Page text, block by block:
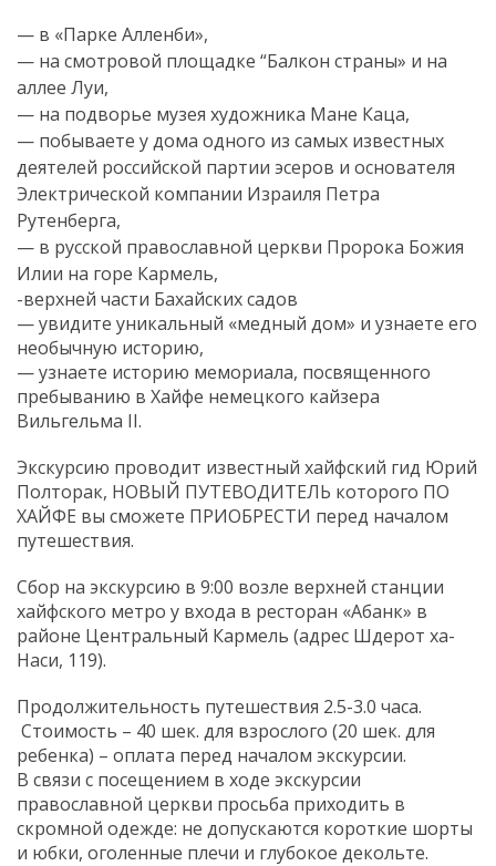
— в «Парке Алленби»,
— на смотровой площадке “Балкон страны» и на
аллее Луи,
— на подворье музея художника Мане Каца,
— побываете у дома одного из самых известных
деятелей российской партии эсеров и основателя
Электрической компании Израиля Петра
Рутенберга,
— в русской православной церкви Пророка Божия
Илии на горе Кармель,
-верхней части Бахайских садов
— увидите уникальный «медный дом» и узнаете его
необычную историю,
— узнаете историю мемориала, посвященного
пребыванию в Хайфе немецкого кайзера
Вильгельма II.
Экскурсию проводит известный хайфский гид Юрий
Полторак, НОВЫЙ ПУТЕВОДИТЕЛЬ которого ПО
ХАЙФЕ вы сможете ПРИОБРЕСТИ перед началом
путешествия.
Сбор на экскурсию в 9:00 возле верхней станции
хайфского метро у входа в ресторан «Абанк» в
районе Центральный Кармель (адрес Шдерот ха-
Наси, 119).
Продолжительность путешествия 2.5-3.0 часа.
Стоимость – 40 шек. для взрослого (20 шек. для
ребенка) – оплата перед началом экскурсии.
В связи с посещением в ходе экскурсии
православной церкви просьба приходить в
скромной одежде: не допускаются короткие шорты
и юбки, оголенные плечи и глубокое декольте.